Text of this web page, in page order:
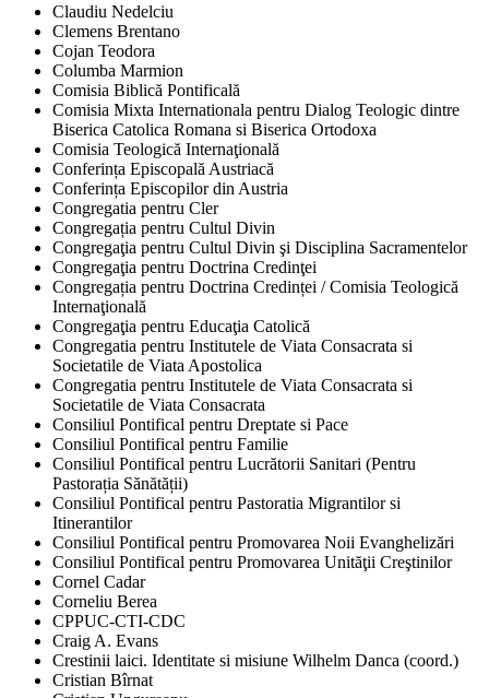
Claudiu Nedelciu
Clemens Brentano
Cojan Teodora
Columba Marmion
Comisia Biblică Pontificală
Comisia Mixta Internationala pentru Dialog Teologic dintre
Biserica Catolica Romana si Biserica Ortodoxa
Comisia Teologică Internaţională
Conferința Episcopală Austriacă
Conferința Episcopilor din Austria
Congregatia pentru Cler
Congregația pentru Cultul Divin
Congregaţia pentru Cultul Divin şi Disciplina Sacramentelor
Congregaţia pentru Doctrina Credinţei
Congregația pentru Doctrina Credinței / Comisia Teologică
Internaţională
Congregaţia pentru Educaţia Catolică
Congregatia pentru Institutele de Viata Consacrata si
Societatile de Viata Apostolica
Congregatia pentru Institutele de Viata Consacrata si
Societatile de Viata Consacrata
Consiliul Pontifical pentru Dreptate si Pace
Consiliul Pontifical pentru Familie
Consiliul Pontifical pentru Lucrătorii Sanitari (Pentru
Pastorația Sănătății)
Consiliul Pontifical pentru Pastoratia Migrantilor si
Itinerantilor
Consiliul Pontifical pentru Promovarea Noii Evanghelizări
Consiliul Pontifical pentru Promovarea Unităţii Creştinilor
Cornel Cadar
Corneliu Berea
CPPUC-CTI-CDC
Craig A. Evans
Crestinii laici. Identitate si misiune Wilhelm Danca (coord.)
Cristian Bîrnat